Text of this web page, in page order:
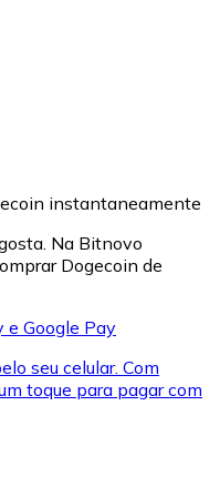
instantaneamente
Na Bitnovo
Dogecoin de
e Google Pay
seu celular. Com
toque para pagar com